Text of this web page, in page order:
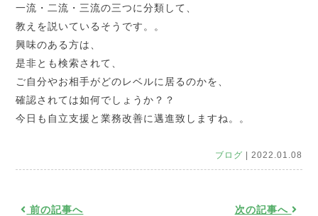
一流・二流・三流の三つに分類して、
教えを説いているそうです。。
興味のある方は、
是非とも検索されて、
ご自分やお相手がどのレベルに居るのかを、
確認されては如何でしょうか？？
今日も自立支援と業務改善に邁進致しますね。。
ブログ | 2022.01.08
前の記事へ 次の記事へ